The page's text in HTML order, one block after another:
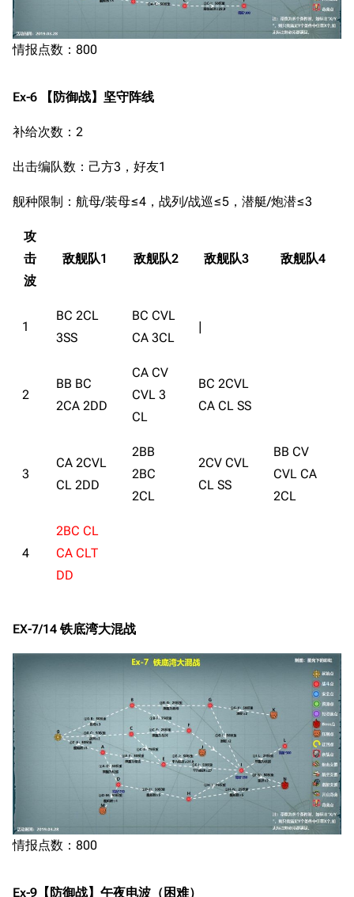
情报点数：800
Ex-6 【防御战】坚守阵线
补给次数：2
出击编队数：己方3，好友1
舰种限制：航母/装母≤4，战列/战巡≤5，潜艇/炮潜≤3
攻
击
波
敌舰队1 敌舰队2 敌舰队3 敌舰队4
1
BC 2CL
3SS
BC CVL
CA 3CL
2
BB BC
2CA 2DD
CA CV
CVL 3
CL
BC 2CVL
CA CL SS
3
CA 2CVL
CL 2DD
2BB
2BC
2CL
2CV CVL
CL SS
BB CV
CVL CA
2CL
4
2BC CL
CA CLT
DD
EX-7/14 铁底湾大混战
情报点数：800
Ex-9【防御战】午夜电波（困难）